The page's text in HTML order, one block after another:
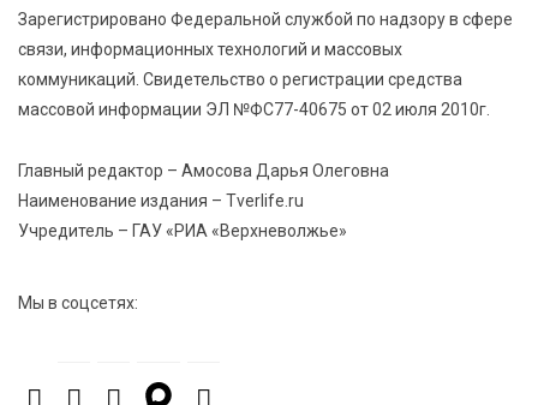
7 Авг 2026 23:02 389
В Тверской области стартовала четвертая смена:
инспекторы ГИБДД напомнили школьникам
правила безопасности в автобусах
Зарегистрировано Федеральной службой по надзору в сфере
связи, информационных технологий и массовых
коммуникаций. Свидетельство о регистрации средства
массовой информации ЭЛ №ФС77-40675 от 02 июля 2010г.
Главный редактор – Амосова Дарья Олеговна
Наименование издания – Tverlife.ru
Учредитель – ГАУ «РИА «Верхневолжье»
Мы в соцсетях: